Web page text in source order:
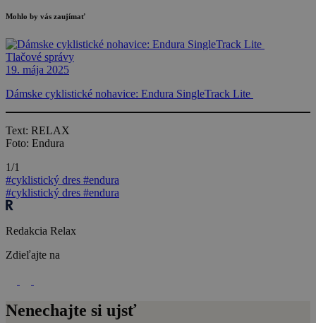
Mohlo by vás zaujímať
Tlačové správy
19. mája 2025
Dámske cyklistické nohavice: Endura SingleTrack Lite
Text: RELAX
Foto: Endura
1/1
#cyklistický dres #endura
#cyklistický dres #endura
Redakcia Relax
Zdieľajte na
Nenechajte si ujsť